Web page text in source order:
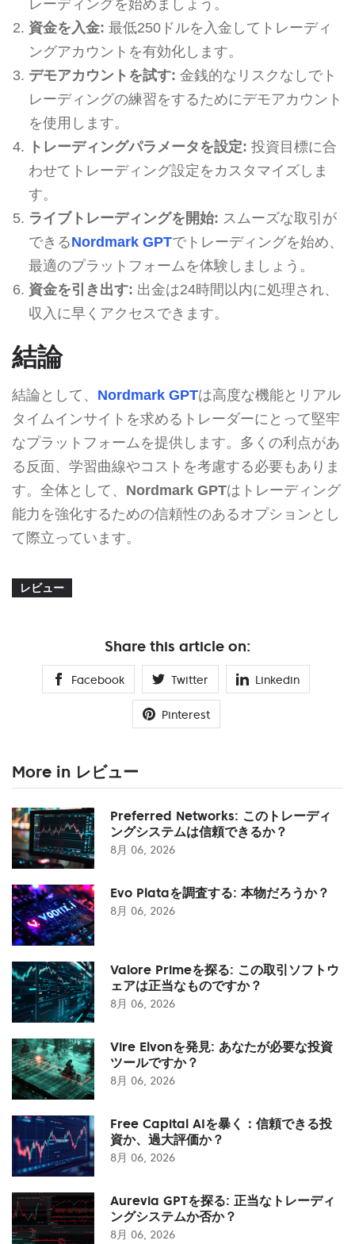
レーディングを始めましょう。
資金を入金: 最低250ドルを入金してトレーディ
ングアカウントを有効化します。
デモアカウントを試す: 金銭的なリスクなしでト
レーディングの練習をするためにデモアカウント
を使用します。
トレーディングパラメータを設定: 投資目標に合
わせてトレーディング設定をカスタマイズしま
す。
ライブトレーディングを開始: スムーズな取引が
できるNordmark GPTでトレーディングを始め、
最適のプラットフォームを体験しましょう。
資金を引き出す: 出金は24時間以内に処理され、
収入に早くアクセスできます。
結論
結論として、 Nordmark GPTは高度な機能とリアル
タイムインサイトを求めるトレーダーにとって堅牢
なプラットフォームを提供します。多くの利点があ
る反面、学習曲線やコストを考慮する必要もありま
す。全体として、 Nordmark GPTはトレーディング
能力を強化するための信頼性のあるオプションとし
て際立っています。
レビュー
Share this article on:
Facebook Twitter Linkedin
Pinterest
More in レビュー
Preferred Networks: このトレーディ
ングシステムは信頼できるか？
8月 06, 2026
Evo Plataを調査する: 本物だろうか？
8月 06, 2026
Valore Primeを探る: この取引ソフトウ
ェアは正当なものですか？
8月 06, 2026
Vire Elvonを発見: あなたが必要な投資
ツールですか？
8月 06, 2026
Free Capital AIを暴く：信頼できる投
資か、過大評価か？
8月 06, 2026
Aurevia GPTを探る: 正当なトレーディ
ングシステムか否か？
8月 06, 2026